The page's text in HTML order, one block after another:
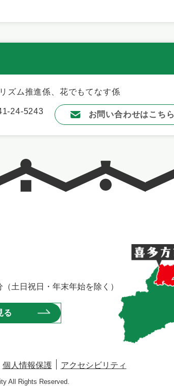
ズム推進係、花でもてなす係
24-5243 お問い合わせはこちら
土日祝日・年末年始を除く）
る
個人情報保護 アクセシビリティ
All Rights Reserved.